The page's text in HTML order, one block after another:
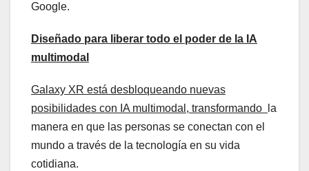
Google.
Diseñado para liberar todo el poder de la IA
multimodal
Galaxy XR está desbloqueando nuevas
posibilidades con IA multimodal, transformando
la
manera en que las personas se conectan con el
mundo a través de la tecnología en su vida
cotidiana.